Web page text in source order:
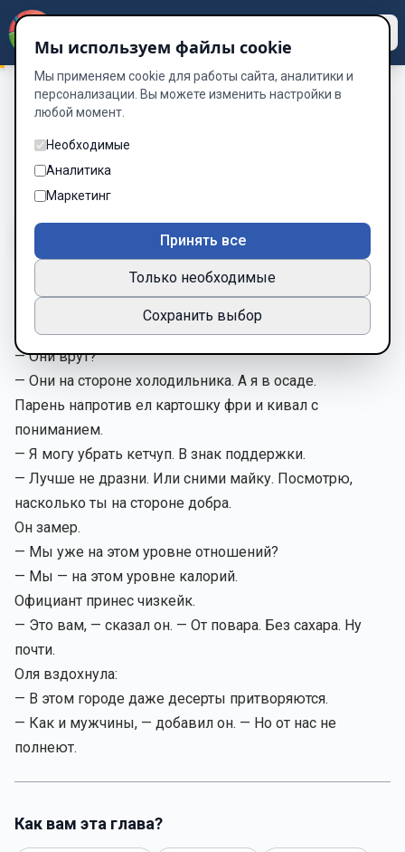
Короткие рассказы. Часть 2
Диета на доверии
Глава 12 из 58
Шрифт
— У меня с весами конфликт, — сказала Оля, отодвигая
салат.
— Они врут?
— Они на стороне холодильника. А я в осаде.
Парень напротив ел картошку фри и кивал с
пониманием.
— Я могу убрать кетчуп. В знак поддержки.
— Лучше не дразни. Или сними майку. Посмотрю,
насколько ты на стороне добра.
Он замер.
— Мы уже на этом уровне отношений?
— Мы — на этом уровне калорий.
Официант принес чизкейк.
— Это вам, — сказал он. — От повара. Без сахара. Ну
почти.
Оля вздохнула:
— В этом городе даже десерты притворяются.
— Как и мужчины, — добавил он. — Но от нас не
полнеют.
Как вам эта глава?
Мы используем файлы cookie
Мы применяем cookie для работы сайта, аналитики и
персонализации. Вы можете изменить настройки в
любой момент.
Необходимые
Аналитика
Маркетинг
Принять все
Только необходимые
Сохранить выбор